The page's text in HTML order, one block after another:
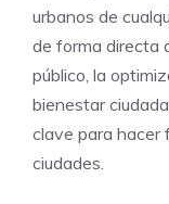
urbanos de
de forma directa
público, la
bienestar
clave para hacer
ciudades.